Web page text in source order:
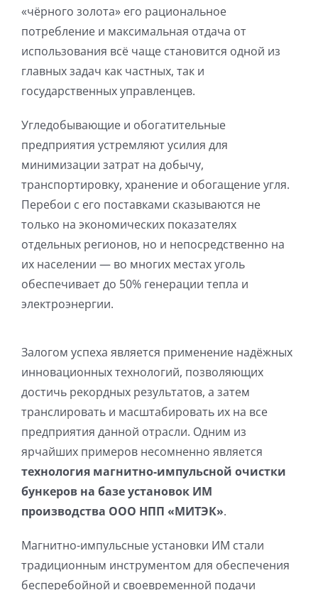
«чёрного золота» его рациональное
потребление и максимальная отдача от
использования всё чаще становится одной из
главных задач как частных, так и
государственных управленцев.
Угледобывающие и обогатительные
предприятия устремляют усилия для
минимизации затрат на добычу,
транспортировку, хранение и обогащение угля.
Перебои с его поставками сказываются не
только на экономических показателях
отдельных регионов, но и непосредственно на
их населении — во многих местах уголь
обеспечивает до 50% генерации тепла и
электроэнергии.
Залогом успеха является применение надёжных
инновационных технологий, позволяющих
достичь рекордных результатов, а затем
транслировать и масштабировать их на все
предприятия данной отрасли. Одним из
ярчайших примеров несомненно является
технология магнитно-импульсной очистки
бункеров на базе установок ИМ
производства ООО НПП «МИТЭК».
Магнитно-импульсные установки ИМ стали
традиционным инструментом для обеспечения
бесперебойной и своевременной подачи